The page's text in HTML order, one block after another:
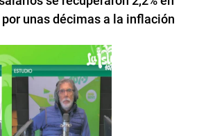
unas décimas a la inflación